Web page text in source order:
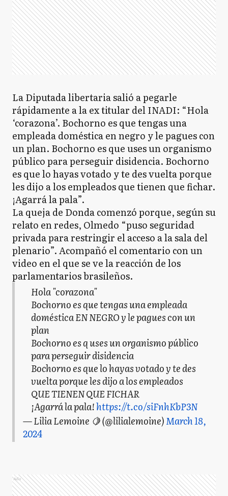
La Diputada libertaria salió a pegarle
rápidamente a la ex titular del INADI: “Hola
‘corazona’. Bochorno es que tengas una
empleada doméstica en negro y le pagues con
un plan. Bochorno es que uses un organismo
público para perseguir disidencia. Bochorno
es que lo hayas votado y te des vuelta porque
les dijo a los empleados que tienen que fichar.
¡Agarrá la pala”.
La queja de Donda comenzó porque, según su
relato en redes, Olmedo “puso seguridad
privada para restringir el acceso a la sala del
plenario”. Acompañó el comentario con un
video en el que se ve la reacción de los
parlamentarios brasileños.
Hola "corazona"
Bochorno es que tengas una empleada
doméstica EN NEGRO y le pagues con un
plan
Bochorno es q uses un organismo público
para perseguir disidencia
Bochorno es que lo hayas votado y te des
vuelta porque les dijo a los empleados
QUE TIENEN QUE FICHAR
¡Agarrá la pala!https://t.co/siFnhKbP3N
— Lilia Lemoine 🍋 (@lilialemoine)March 18,
2024
Ads